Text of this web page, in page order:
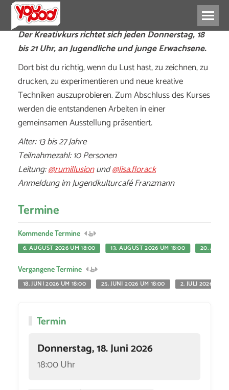
Der Kreativkurs richtet sich jeden Donnerstag, 18
bis 21 Uhr, an Jugendliche und junge Erwachsene.
Dort bist du richtig, wenn du Lust hast, zu zeichnen, zu
drucken, zu experimentieren und neue kreative
Techniken auszuprobieren. Zum Abschluss des Kurses
werden die entstandenen Arbeiten in einer
gemeinsamen Ausstellung präsentiert.
Alter: 13 bis 27 Jahre
Teilnahmezahl: 10 Personen
Leitung:@rumillusionund@lisa.florack
Anmeldung im Jugendkulturcafé Franzmann
Termine
Kommende Termine
6. AUGUST 2026 UM 18:00
13. AUGUST 2026 UM 18:00 20.
Vergangene Termine
18. JUNI 2026 UM 18:00
25. JUNI 2026 UM 18:00 2. JULI 2026 UM
Termin
Donnerstag, 18. Juni 2026
18:00 Uhr